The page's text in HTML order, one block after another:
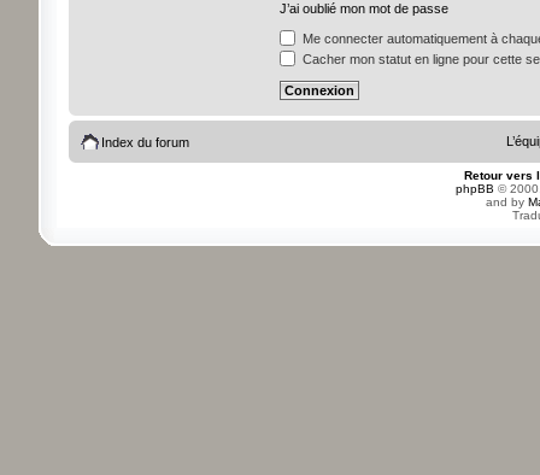
J’ai oublié mon mot de passe
Me connecter automatiquement à
Cacher mon statut en ligne pour cette
Index du forum
Retour vers
phpBB ©
and by